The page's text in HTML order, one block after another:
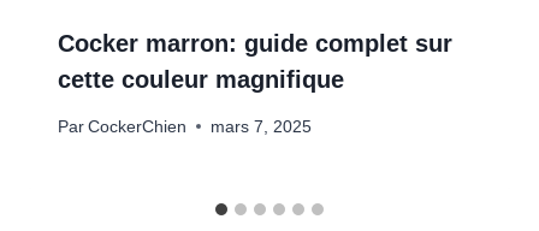
Cocker marron: guide complet sur
cette couleur magnifique
Par CockerChien mars 7, 2025